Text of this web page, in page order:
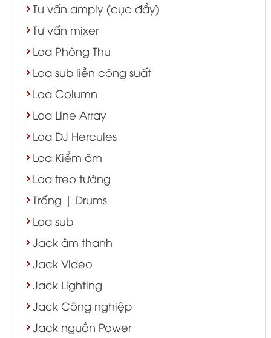
Tư vấn amply (cục đẩy)
Tư vấn mixer
Loa Phòng Thu
Loa sub liền công suất
Loa Column
Loa Line Array
Loa DJ Hercules
Loa Kiểm âm
Loa treo tường
Trống | Drums
Loa sub
Jack âm thanh
Jack Video
Jack Lighting
Jack Công nghiệp
Jack nguồn Power